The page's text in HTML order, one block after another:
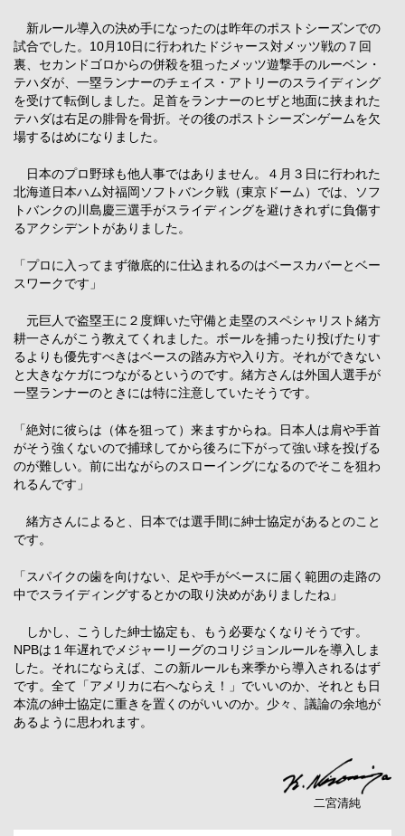
新ルール導入の決め手になったのは昨年のポストシーズンでの
試合でした。10月10日に行われたドジャース対メッツ戦の７回
裏、セカンドゴロからの併殺を狙ったメッツ遊撃手のルーベン・
テハダが、一塁ランナーのチェイス・アトリーのスライディング
を受けて転倒しました。足首をランナーのヒザと地面に挟まれた
テハダは右足の腓骨を骨折。その後のポストシーズンゲームを欠
場するはめになりました。
日本のプロ野球も他人事ではありません。４月３日に行われた
北海道日本ハム対福岡ソフトバンク戦（東京ドーム）では、ソフ
トバンクの川島慶三選手がスライディングを避けきれずに負傷す
るアクシデントがありました。
「プロに入ってまず徹底的に仕込まれるのはベースカバーとベー
スワークです」
元巨人で盗塁王に２度輝いた守備と走塁のスペシャリスト緒方
耕一さんがこう教えてくれました。ボールを捕ったり投げたりす
るよりも優先すべきはベースの踏み方や入り方。それができない
と大きなケガにつながるというのです。緒方さんは外国人選手が
一塁ランナーのときには特に注意していたそうです。
「絶対に彼らは（体を狙って）来ますからね。日本人は肩や手首
がそう強くないので捕球してから後ろに下がって強い球を投げる
のが難しい。前に出ながらのスローイングになるのでそこを狙わ
れるんです」
緒方さんによると、日本では選手間に紳士協定があるとのこと
です。
「スパイクの歯を向けない、足や手がベースに届く範囲の走路の
中でスライディングするとかの取り決めがありましたね」
しかし、こうした紳士協定も、もう必要なくなりそうです。
NPBは１年遅れでメジャーリーグのコリジョンルールを導入しま
した。それにならえば、この新ルールも来季から導入されるはず
です。全て「アメリカに右へならえ！」でいいのか、それとも日
本流の紳士協定に重きを置くのがいいのか。少々、議論の余地が
あるように思われます。
二宮清純